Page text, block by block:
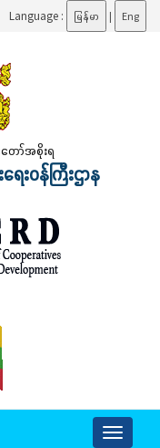
Language : မြန်မာ | Eng
ော်အစိုးရ
းဝန်ကြီးဌာန
Toggle